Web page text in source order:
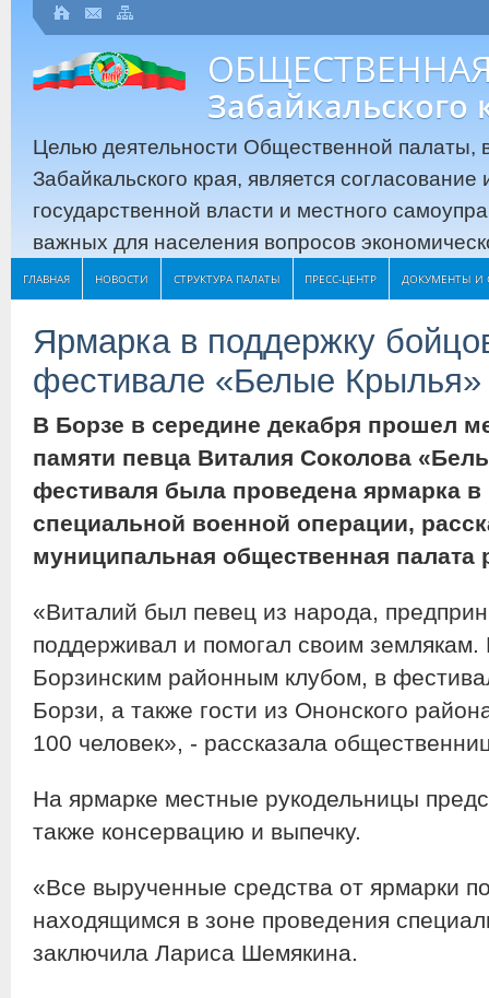
Забайкальского
Целью деятельности Общественной палаты,
Забайкальского края, является
государственной власти и местного
важных для населения вопросов
ГЛАВНАЯ НОВОСТИ СТРУКТУРА ПАЛАТЫ ПРЕСС-ЦЕНТР ДОКУМЕНТЫ И
Ярмарка в поддержку
фестивале «Белые Крылья»
В Борзе в середине декабря прошел
памяти певца Виталия Соколова
фестиваля была проведена ярмарка
специальной военной операции,
муниципальная общественная
«Виталий был певец из народа,
поддерживал и помогал своим землякам.
Борзинским районным клубом, в
Борзи, а также гости из Ононского
100 человек», - рассказала
На ярмарке местные рукодельницы
также консервацию и выпечку.
«Все вырученные средства от ярмарки
находящимся в зоне проведения
заключила Лариса Шемякина.